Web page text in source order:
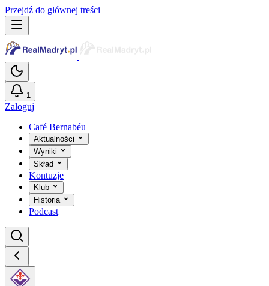
Przejdź do głównej treści
1
Zaloguj
Café Bernabéu
Aktualności
Wyniki
Skład
Kontuzje
Klub
Historia
Podcast